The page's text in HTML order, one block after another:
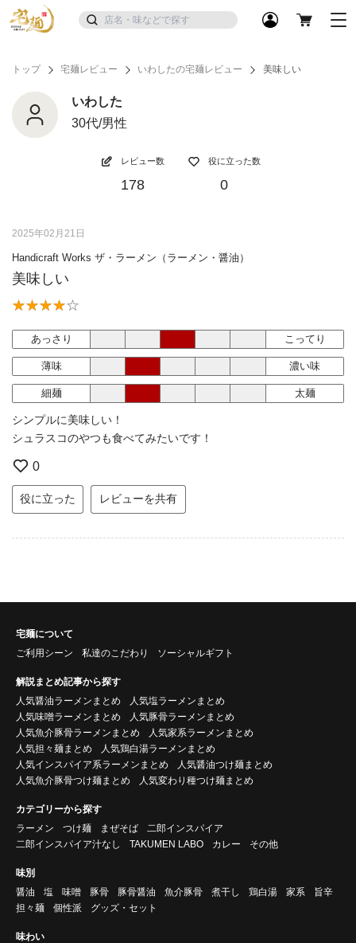
トップ 宅麺レビュー いわしたの宅麺レビュー 美味しい
いわした
30代/男性
レビュー数
178
役に立った数
0
2025年02月21日
Handicraft Works ザ・ラーメン（ラーメン・醤油）
美味しい
あっさり こってり
薄味 濃い味
細麺 太麺
シンプルに美味しい！
シュラスコのやつも食べてみたいです！
0
役に立った レビューを共有
宅麺について
ご利用シーン
私達のこだわり ソーシャルギフト
解説まとめ記事から探す
人気醤油ラーメンまとめ
人気塩ラーメンまとめ
人気味噌ラーメンまとめ
人気豚骨ラーメンまとめ
人気魚介豚骨ラーメンまとめ
人気家系ラーメンまとめ
人気担々麺まとめ
人気鶏白湯ラーメンまとめ
人気インスパイア系ラーメンまとめ
人気醤油つけ麺まとめ
人気魚介豚骨つけ麺まとめ
人気変わり種つけ麺まとめ
カテゴリーから探す
ラーメン
つけ麺 まぜそば
二郎インスパイア
二郎インスパイア汁なし
TAKUMEN LABO カレー その他
味別
醤油
塩 味噌 豚骨 豚骨醤油 魚介豚骨 煮干し 鶏白湯 家系
旨辛
担々麺
個性派 グッズ・セット
味わい